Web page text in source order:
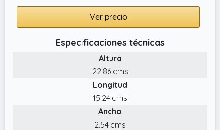
Ver precio
Especificaciones técnicas
Altura
22.86 cms
Longitud
15.24 cms
Ancho
2.54 cms